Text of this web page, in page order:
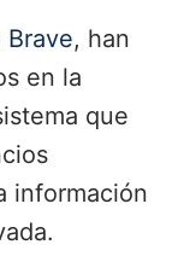
Brave, han
en la
que
información